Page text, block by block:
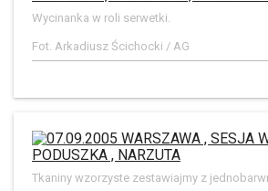
Wycinanka w roli serwetki.
Fot. Arkadiusz Ścichocki / AG
Tkaniny wzorzyste zestawiajmy z